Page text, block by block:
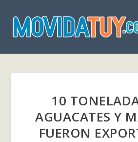
10
AGUACATES Y
FUERON